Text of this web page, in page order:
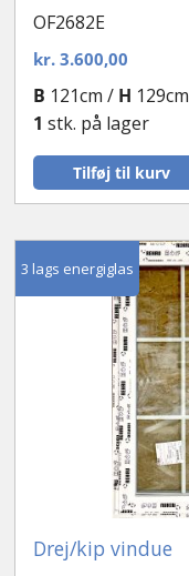
OF2682E
kr.3.600,00
Tilføj til kurv
B 121cm / H 129cm
1 stk. på lager
3 lags energiglas
Drej/kip vindue